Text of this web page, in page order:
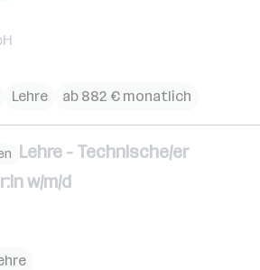
Lehre ab 882 € monatlich
Lehre - Technische/er
w/m/d